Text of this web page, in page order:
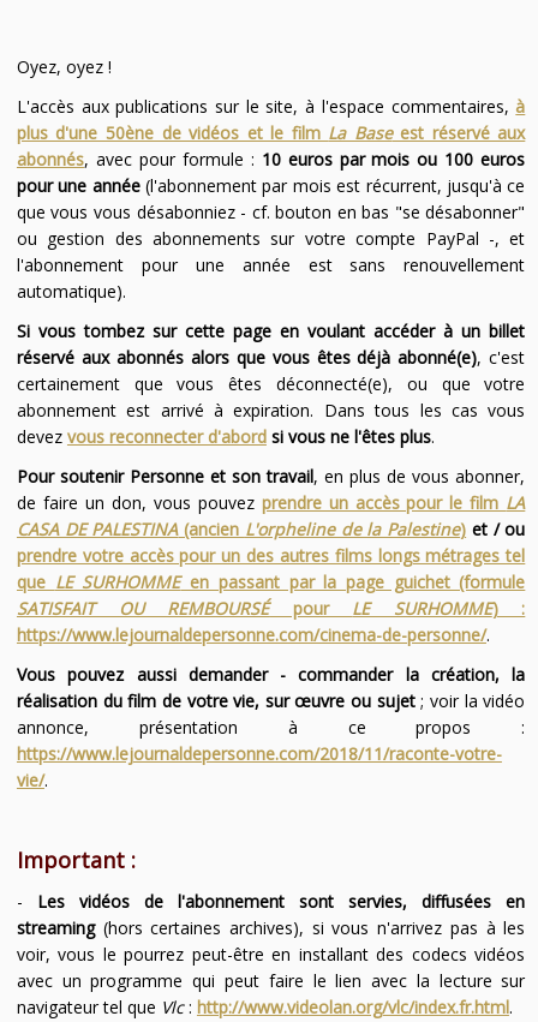
Oyez, oyez !
L'accès aux publications sur le site, à l'espace commentaires,à
plus d'une 50ène de vidéos et le film La Baseest réservé aux
abonnés, avec pour formule : 10 euros par mois ou 100 euros
pour une année(l'abonnement par mois est récurrent, jusqu'à ce
que vous vous désabonniez - cf. bouton en bas "se désabonner"
ou gestion des abonnements sur votre compte PayPal -, et
l'abonnement pour une année est sans renouvellement
automatique).
Si vous tombez sur cette page en voulant accéder à un billet
réservé aux abonnés alors que vous êtes déjà abonné(e), c'est
certainement que vous êtes déconnecté(e), ou que votre
abonnement est arrivé à expiration. Dans tous les cas vous
devez vous reconnecter d'abordsi vous ne l'êtes plus.
Pour soutenir Personne et son travail, en plus de vous abonner,
de faire un don, vous pouvez prendre un accès pour le film LA
CASA DE PALESTINA(ancien L'orpheline de la Palestine) et / ou
prendre votre accès pour un des autres films longs métrages tel
que LE SURHOMMEen passant par la page guichet (formule
SATISFAIT OU REMBOURSÉpour LE SURHOMME) :
https://www.lejournaldepersonne.com/cinema-de-personne/.
Vous pouvez aussi demander - commander la création, la
réalisation du film de votre vie, sur œuvre ou sujet; voir la vidéo
annonce, présentation à ce propos :
https://www.lejournaldepersonne.com/2018/11/raconte-votre-
vie/.
Important :
- Les vidéos de l'abonnement sont servies, diffusées en
streaming(hors certaines archives), si vous n'arrivez pas à les
voir, vous le pourrez peut-être en installant des codecs vidéos
avec un programme qui peut faire le lien avec la lecture sur
navigateur tel que Vlc: http://www.videolan.org/vlc/index.fr.html.